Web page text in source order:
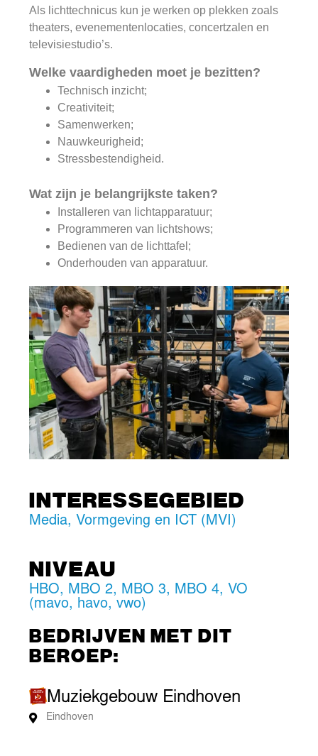
Als lichttechnicus kun je werken op plekken zoals
theaters, evenementenlocaties, concertzalen en
televisiestudio’s.
Welke vaardigheden moet je bezitten?
Technisch inzicht;
Creativiteit;
Samenwerken;
Nauwkeurigheid;
Stressbestendigheid.
Wat zijn je belangrijkste taken?
Installeren van lichtapparatuur;
Programmeren van lichtshows;
Bedienen van de lichttafel;
Onderhouden van apparatuur.
INTERESSEGEBIED
Media, Vormgeving en ICT (MVI)
NIVEAU
HBO, MBO 2, MBO 3, MBO 4, VO
(mavo, havo, vwo)
BEDRIJVEN MET DIT
BEROEP:
Muziekgebouw Eindhoven
Eindhoven